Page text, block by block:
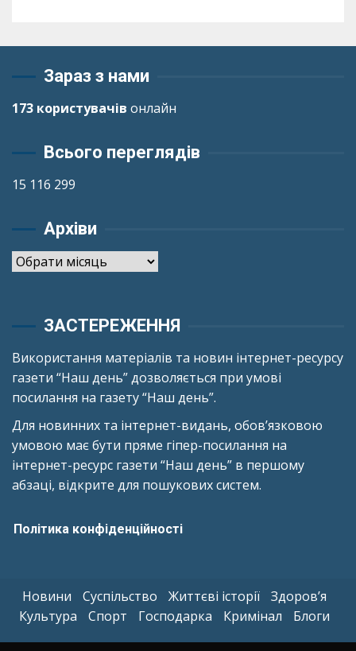
Зараз з нами
173 користувачів онлайн
Всього переглядів
15 116 299
Архіви
Архіви
ЗАСТЕРЕЖЕННЯ
Використання матеріалів та новин інтернет-ресурсу
газети “Наш день” дозволяється при умові
посилання на газету “Наш день”.
Для новинних та інтернет-видань, обов’язковою
умовою має бути пряме гіпер-посилання на
інтернет-ресурс газети “Наш день” в першому
абзаці, відкрите для пошукових систем.
Політика конфіденційності
Новини Суспільство Життєві історії
Здоров’я
Культура
Спорт Господарка Кримінал Блоги